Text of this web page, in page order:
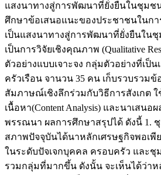
แสงนาทางสู่การพัฒนาที่ยั่งยืนในชุมช
ศึกษาข้อเสนอแนะของประชาชนในกา
เป็นแสงนาทางสู่การพัฒนาที่ยั่งยืนใน
เป็นการวิจัยเชิงคุณภาพ (Qualitative
ตัวอย่างแบบเจาะจง กลุ่มตัวอย่างที่เป็
ครัวเรือน จานวน 35 คน เก็บรวบรวม
สัมภาษณ์เชิงลึกร่วมกับวิธีการสังเกต ใ
เนื้อหา(Content Analysis) และนาเสน
พรรณนา ผลการศึกษาสรุปได้ ดังนี้ 1.
สภาพปัจจุบันได้นาหลักเศรษฐกิจพอเ
ในระดับปัจเจกบุคคล ครอบครัว และชุ
รวมกลุ่มที่มากขึ้น ดังนั้น จะเห็นได้ว่าห